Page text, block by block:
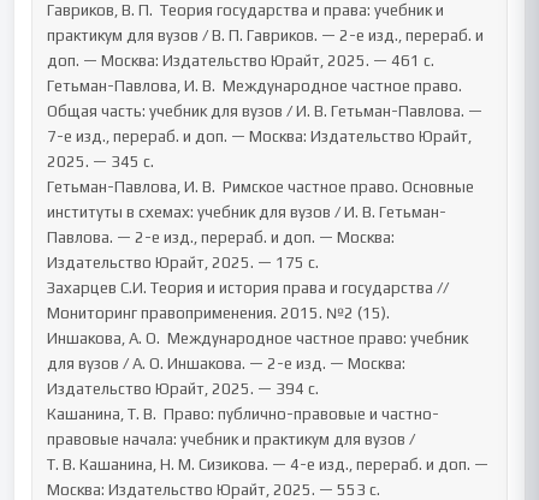
Гавриков, В. П.  Теория государства и права: учебник и
практикум для вузов / В. П. Гавриков. — 2-е изд., перераб. и
доп. — Москва: Издательство Юрайт, 2025. — 461 с.
Гетьман-Павлова, И. В.  Международное частное право.
Общая часть: учебник для вузов / И. В. Гетьман-Павлова. —
7-е изд., перераб. и доп. — Москва: Издательство Юрайт,
2025. — 345 с.
Гетьман-Павлова, И. В.  Римское частное право. Основные
институты в схемах: учебник для вузов / И. В. Гетьман-
Павлова. — 2-е изд., перераб. и доп. — Москва:
Издательство Юрайт, 2025. — 175 с.
Захарцев С.И. Теория и история права и государства //
Мониторинг правоприменения. 2015. №2 (15).
Иншакова, А. О.  Международное частное право: учебник
для вузов / А. О. Иншакова. — 2-е изд. — Москва:
Издательство Юрайт, 2025. — 394 с.
Кашанина, Т. В.  Право: публично-правовые и частно-
правовые начала: учебник и практикум для вузов /
Т. В. Кашанина, Н. М. Сизикова. — 4-е изд., перераб. и доп. —
Москва: Издательство Юрайт, 2025. — 553 с.